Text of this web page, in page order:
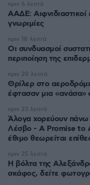
ΑΑΔΕ: Αιφνιδιαστικοί
γνωριμίες
πριν 6 λεπτά
Οι συνδυασμοί
περιποίηση της
πριν 18 λεπτά
Θρίλερ στο
έφτασαν μια «ανάσα»
πριν 20 λεπτά
Άλογα χορεύουν πάνω
Λέσβο - A Promise to
έθιμο θεωρείται
πριν 23 λεπτά
Η βόλτα της
σκάφος, δείτε
πριν 25 λεπτά